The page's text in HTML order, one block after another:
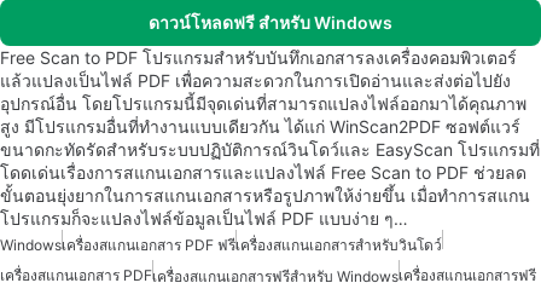
ดาวน์โหลดฟรี สำหรับ Windows
Free Scan to PDF โปรแกรมสำหรับบันทึกเอกสารลงเครื่องคอมพิวเตอร์
แล้วแปลงเป็นไฟล์ PDF เพื่อความสะดวกในการเปิดอ่านและส่งต่อไปยัง
อุปกรณ์อื่น โดยโปรแกรมนี้มีจุดเด่นที่สามารถแปลงไฟล์ออกมาได้คุณภาพ
สูง มีโปรแกรมอื่นที่ทำงานแบบเดียวกัน ได้แก่ WinScan2PDF ซอฟต์แวร์
ขนาดกะทัดรัดสำหรับระบบปฏิบัติการณ์วินโดว์และ EasyScan โปรแกรมที่
โดดเด่นเรื่องการสแกนเอกสารและแปลงไฟล์ Free Scan to PDF ช่วยลด
ขั้นตอนยุ่งยากในการสแกนเอกสารหรือรูปภาพให้ง่ายขึ้น เมื่อทำการสแกน
โปรแกรมก็จะแปลงไฟล์ข้อมูลเป็นไฟล์ PDF แบบง่าย ๆ…
Windowsเครื่องสแกนเอกสาร PDF ฟรีเครื่องสแกนเอกสารสำหรับวินโดว์
เครื่องสแกนเอกสาร PDFเครื่องสแกนเอกสารฟรีสำหรับ Windowsเครื่องสแกนเอกสารฟรี